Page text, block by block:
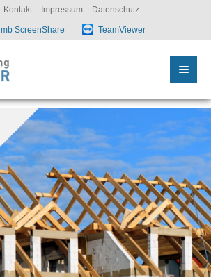
Kontakt Impressum Datenschutz
mb ScreenShare TeamViewer